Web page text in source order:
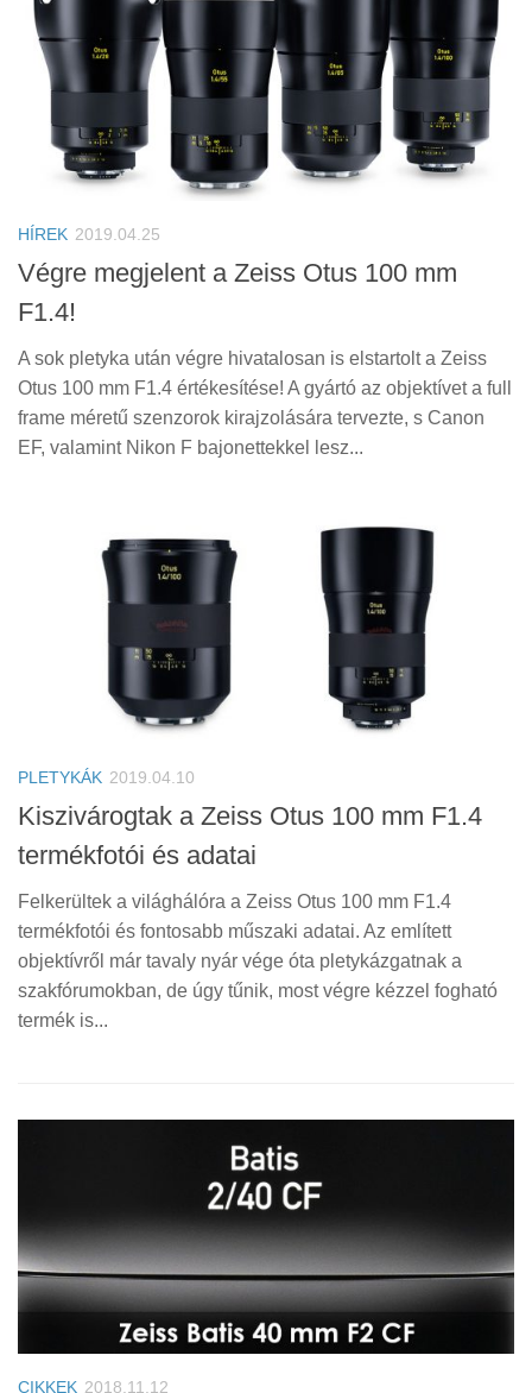
HÍREK 2019.04.25
Végre megjelent a Zeiss Otus 100 mm
F1.4!
A sok pletyka után végre hivatalosan is elstartolt a Zeiss
Otus 100 mm F1.4 értékesítése! A gyártó az objektívet a full
frame méretű szenzorok kirajzolására tervezte, s Canon
EF, valamint Nikon F bajonettekkel lesz...
PLETYKÁK 2019.04.10
Kiszivárogtak a Zeiss Otus 100 mm F1.4
termékfotói és adatai
Felkerültek a világhálóra a Zeiss Otus 100 mm F1.4
termékfotói és fontosabb műszaki adatai. Az említett
objektívről már tavaly nyár vége óta pletykázgatnak a
szakfórumokban, de úgy tűnik, most végre kézzel fogható
termék is...
CIKKEK 2018.11.12